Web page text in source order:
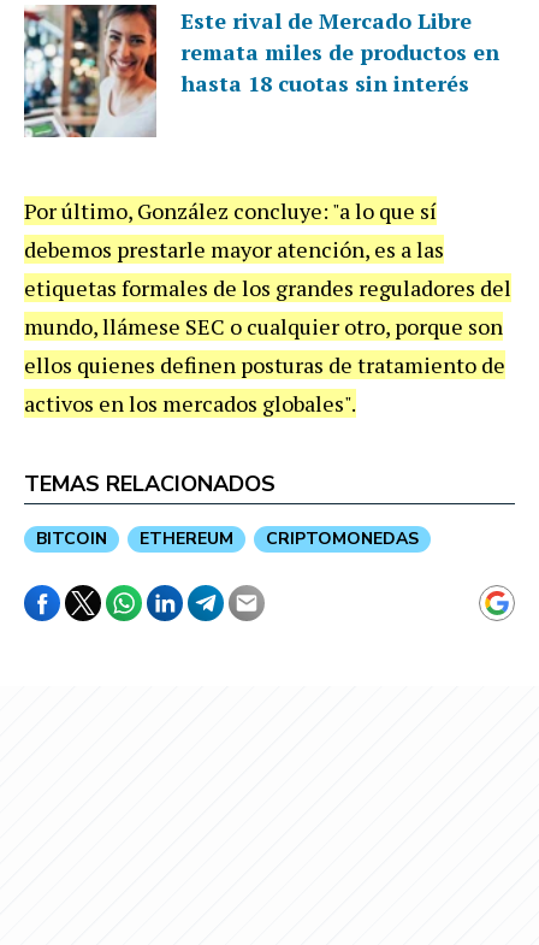
Este rival de Mercado Libre
remata miles de productos en
hasta 18 cuotas sin interés
Por último, González concluye: "a lo que sí
debemos prestarle mayor atención, es a las
etiquetas formales de los grandes reguladores del
mundo, llámese SEC o cualquier otro, porque son
ellos quienes definen posturas de tratamiento de
activos en los mercados globales".
TEMAS RELACIONADOS
BITCOIN ETHEREUM CRIPTOMONEDAS